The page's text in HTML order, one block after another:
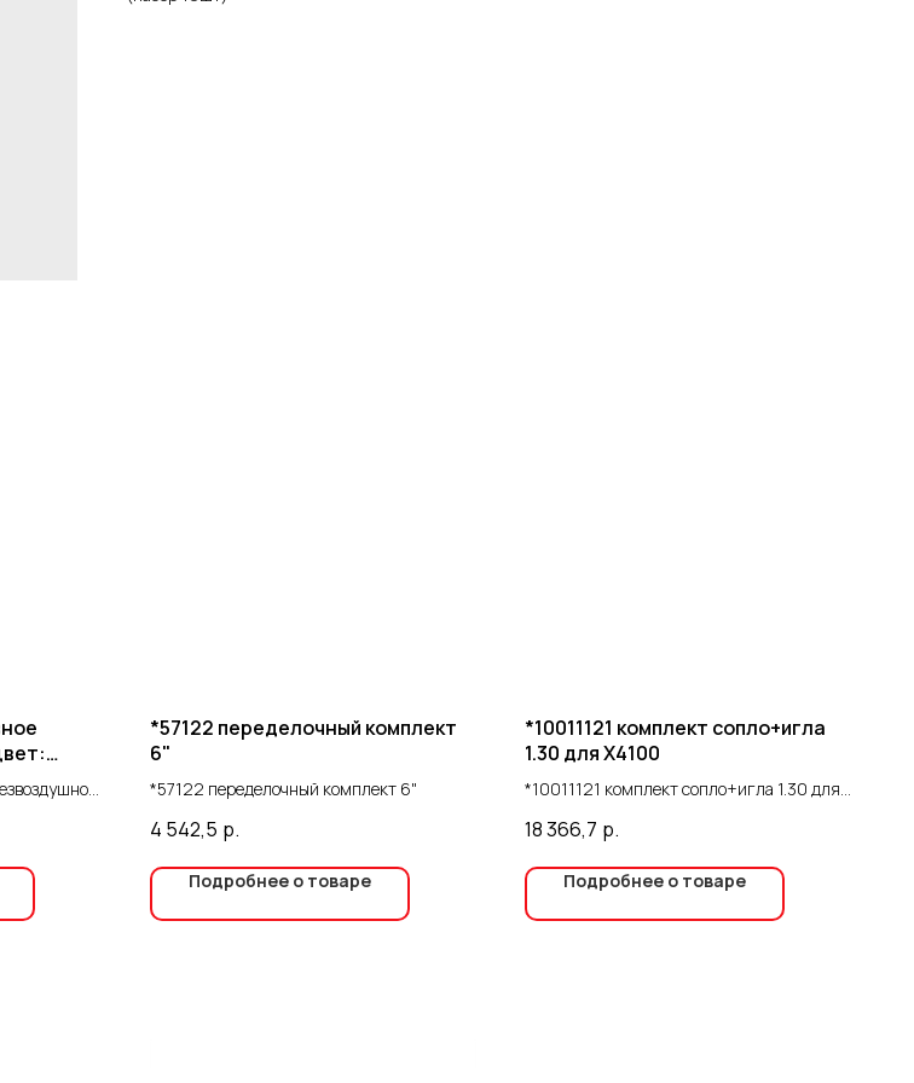
*57122 переделочный комплект
6"
*57122 переделочный комплект 6"
4 542,5 р.
Подробнее о товаре
*10011121 комплект сопло+игла
1.30 для X4100
*10011121 комплект сопло+игла 1.30 для
18 366,7 р.
Подробнее о товаре